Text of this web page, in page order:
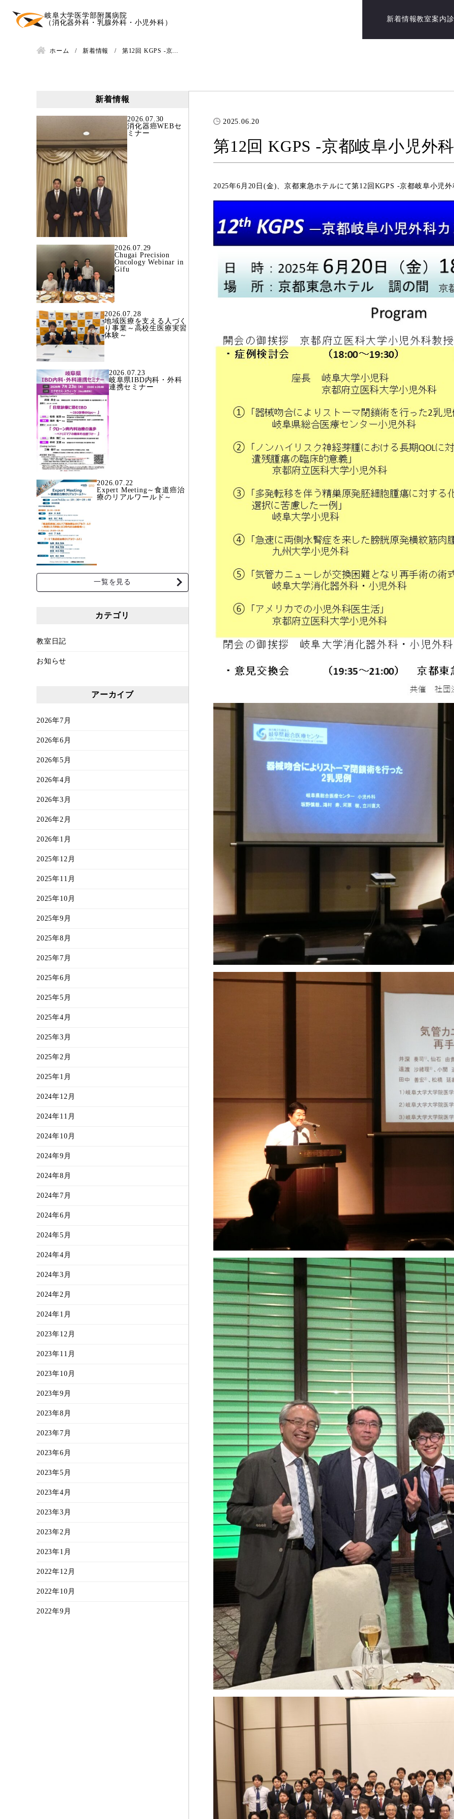
岐阜大学医学部附属病院
（消化器外科・乳腺外科・小児外科）
新着情報教室案内
ホーム 新着情報 第12回 KGPS -京...
2025.06.20
第12回 KGPS -京都岐阜小児外
2025年6月20日(金)、京都東急ホテルにて第12回KGPS -京都岐阜小児
新着情報
2026.07.30
消化器癌WEBセ
ミナー
2026.07.29
Chugai Precision
Oncology Webinar in
Gifu
2026.07.28
地域医療を支える人づく
り事業～高校生医療実習
体験～
2026.07.23
岐阜県IBD内科・外科
連携セミナー
2026.07.22
Expert Meeting～食道癌治
療のリアルワールド～
一覧を見る
カテゴリ
教室日記
お知らせ
アーカイブ
2026年7月
2026年6月
2026年5月
2026年4月
2026年3月
2026年2月
2026年1月
2025年12月
2025年11月
2025年10月
2025年9月
2025年8月
2025年7月
2025年6月
2025年5月
2025年4月
2025年3月
2025年2月
2025年1月
2024年12月
2024年11月
2024年10月
2024年9月
2024年8月
2024年7月
2024年6月
2024年5月
2024年4月
2024年3月
2024年2月
2024年1月
2023年12月
2023年11月
2023年10月
2023年9月
2023年8月
2023年7月
2023年6月
2023年5月
2023年4月
2023年3月
2023年2月
2023年1月
2022年12月
2022年10月
2022年9月